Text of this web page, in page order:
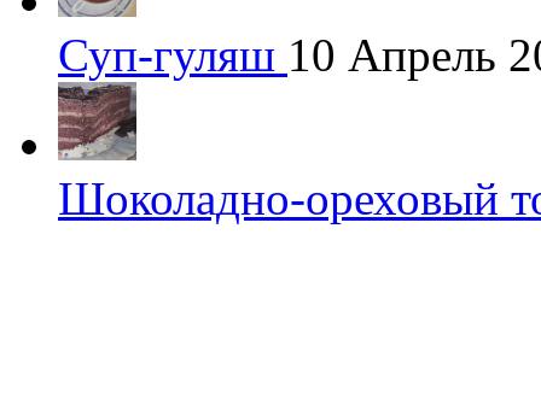
Суп-гуляш 10 Апрель
Шоколадно-ореховый